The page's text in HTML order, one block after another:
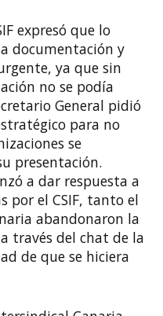
expresó que lo
documentación y
ya que sin
no se podía
General pidió
para no
se
presentación.
a dar respuesta a
por el CSIF, tanto el
abandonaron la
través del chat de la
de que se hiciera